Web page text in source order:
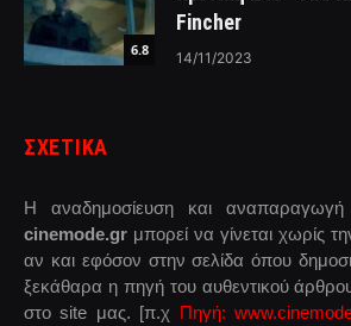
6.8
Fincher
14/11/2023
ΣΧΕΤΙΚΑ
Η αναδημοσίευση και
cinemode.gr μπορεί να γίνεται χωρίς
αν και εφόσον στην σελίδα όπου
ξεκάθαρα η πηγή του αυθεντικού
στο site μας. [π.χ Πηγή: